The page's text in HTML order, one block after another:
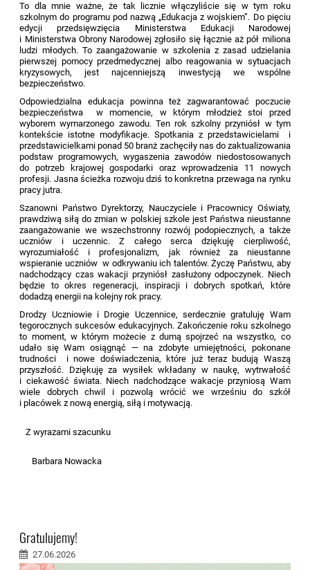
To dla mnie ważne, że tak licznie włączyliście się w tym roku
szkolnym do programu pod nazwą „Edukacja z wojskiem”. Do pięciu
edycji przedsięwzięcia Ministerstwa Edukacji Narodowej
i Ministerstwa Obrony Narodowej zgłosiło się łącznie aż pół miliona
ludzi młodych. To zaangażowanie w szkolenia z zasad udzielania
pierwszej pomocy przedmedycznej albo reagowania w sytuacjach
kryzysowych, jest najcenniejszą inwestycją we wspólne
bezpieczeństwo.
Odpowiedzialna edukacja powinna też zagwarantować poczucie
bezpieczeństwa w momencie, w którym młodzież stoi przed
wyborem wymarzonego zawodu. Ten rok szkolny przyniósł w tym
kontekście istotne modyfikacje. Spotkania z przedstawicielami i
przedstawicielkami ponad 50 branż zachęciły nas do zaktualizowania
podstaw programowych, wygaszenia zawodów niedostosowanych
do potrzeb krajowej gospodarki oraz wprowadzenia 11 nowych
profesji. Jasna ścieżka rozwoju dziś to konkretna przewaga na rynku
pracy jutra.
Szanowni Państwo Dyrektorzy, Nauczyciele i Pracownicy Oświaty,
prawdziwą siłą do zmian w polskiej szkole jest Państwa nieustanne
zaangażowanie we wszechstronny rozwój podopiecznych, a także
uczniów i uczennic. Z całego serca dziękuję cierpliwość,
wyrozumiałość i profesjonalizm, jak również za nieustanne
wspieranie uczniów w odkrywaniu ich talentów. Życzę Państwu, aby
nadchodzący czas wakacji przyniósł zasłużony odpoczynek. Niech
będzie to okres regeneracji, inspiracji i dobrych spotkań, które
dodadzą energii na kolejny rok pracy.
Drodzy Uczniowie i Drogie Uczennice, serdecznie gratuluję Wam
tegorocznych sukcesów edukacyjnych. Zakończenie roku szkolnego
to moment, w którym możecie z dumą spojrzeć na wszystko, co
udało się Wam osiągnąć — na zdobyte umiejętności, pokonane
trudności i nowe doświadczenia, które już teraz budują Waszą
przyszłość. Dziękuję za wysiłek wkładany w naukę, wytrwałość
i ciekawość świata. Niech nadchodzące wakacje przyniosą Wam
wiele dobrych chwil i pozwolą wrócić we wrześniu do szkół
i placówek z nową energią, siłą i motywacją.
Z wyrazami szacunku
Barbara Nowacka
Gratulujemy!
27.06.2026